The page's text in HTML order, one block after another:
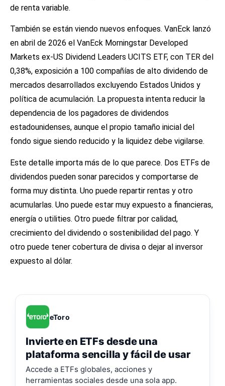
de renta variable.
También se están viendo nuevos enfoques. VanEck lanzó
en abril de 2026 el VanEck Morningstar Developed
Markets ex-US Dividend Leaders UCITS ETF, con TER del
0,38%, exposición a 100 compañías de alto dividendo de
mercados desarrollados excluyendo Estados Unidos y
política de acumulación. La propuesta intenta reducir la
dependencia de los pagadores de dividendos
estadounidenses, aunque el propio tamaño inicial del
fondo sigue siendo reducido y la liquidez debe vigilarse.
Este detalle importa más de lo que parece. Dos ETFs de
dividendos pueden sonar parecidos y comportarse de
forma muy distinta. Uno puede repartir rentas y otro
acumularlas. Uno puede estar muy expuesto a financieras,
energía o utilities. Otro puede filtrar por calidad,
crecimiento del dividendo o sostenibilidad del pago. Y
otro puede tener cobertura de divisa o dejar al inversor
expuesto al dólar.
eToro
Invierte en ETFs desde una
plataforma sencilla y fácil de usar
Accede a ETFs globales, acciones y
herramientas sociales desde una sola app.